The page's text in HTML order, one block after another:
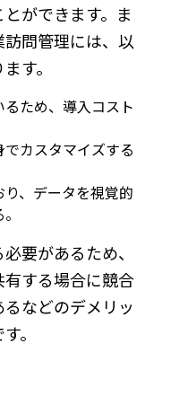
ができます。ま
問管理には、以
す。
ため、導入コスト
カスタマイズする
、データを視覚的
要があるため、
する場合に競合
などのデメリッ
。